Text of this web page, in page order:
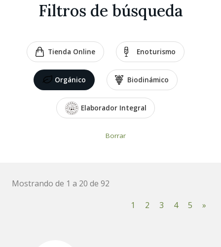
Filtros de búsqueda
Tienda Online Enoturismo
Orgánico Biodinámico
Elaborador Integral
Borrar
Mostrando de 1 a 20 de 92
1
2 3 4 5 »